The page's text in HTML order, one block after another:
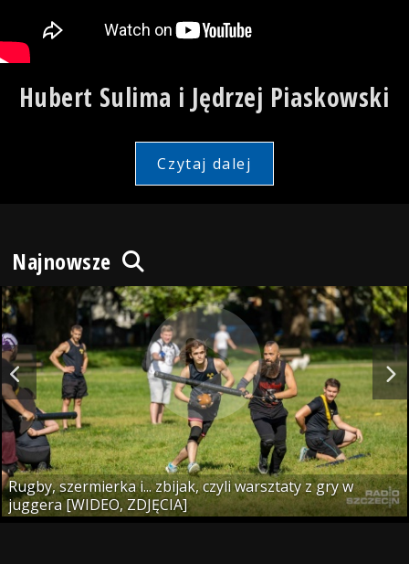
Hubert Sulima i Jędrzej Piaskowski
Czytaj dalej
Najnowsze
Rugby, szermierka i... zbijak, czyli warsztaty z gry w
juggera [WIDEO, ZDJĘCIA]